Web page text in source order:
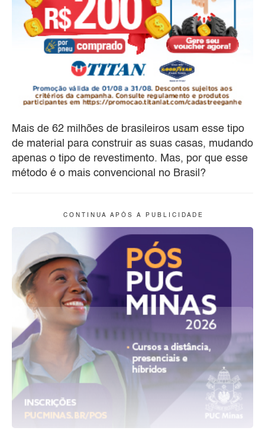
Mais de 62 milhões de brasileiros usam esse tipo
de material para construir as suas casas, mudando
apenas o tipo de revestimento. Mas, por que esse
método é o mais convencional no Brasil?
C O N T I N U A A P Ó S A P U B L I C I D A D E